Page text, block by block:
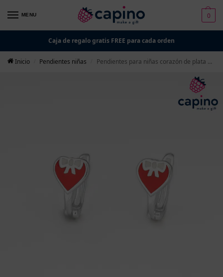
MENU 0
Caja de regalo gratis FREE para cada orden
Inicio Pendientes niñas Pendientes para niñas corazón de plata Annie